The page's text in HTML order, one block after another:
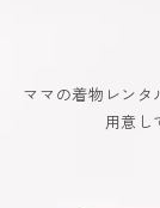
ママの着物レン
用意し